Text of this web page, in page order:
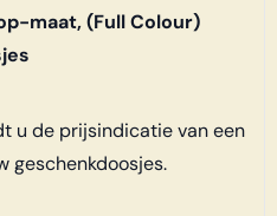
maat, (Full Colour)
u de prijsindicatie van een
geschenkdoosjes.